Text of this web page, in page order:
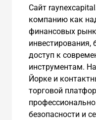
Сайт
компанию как
финансовых
инвестирования,
доступ к
инструментам.
Йорке и
торговой
безопасности и